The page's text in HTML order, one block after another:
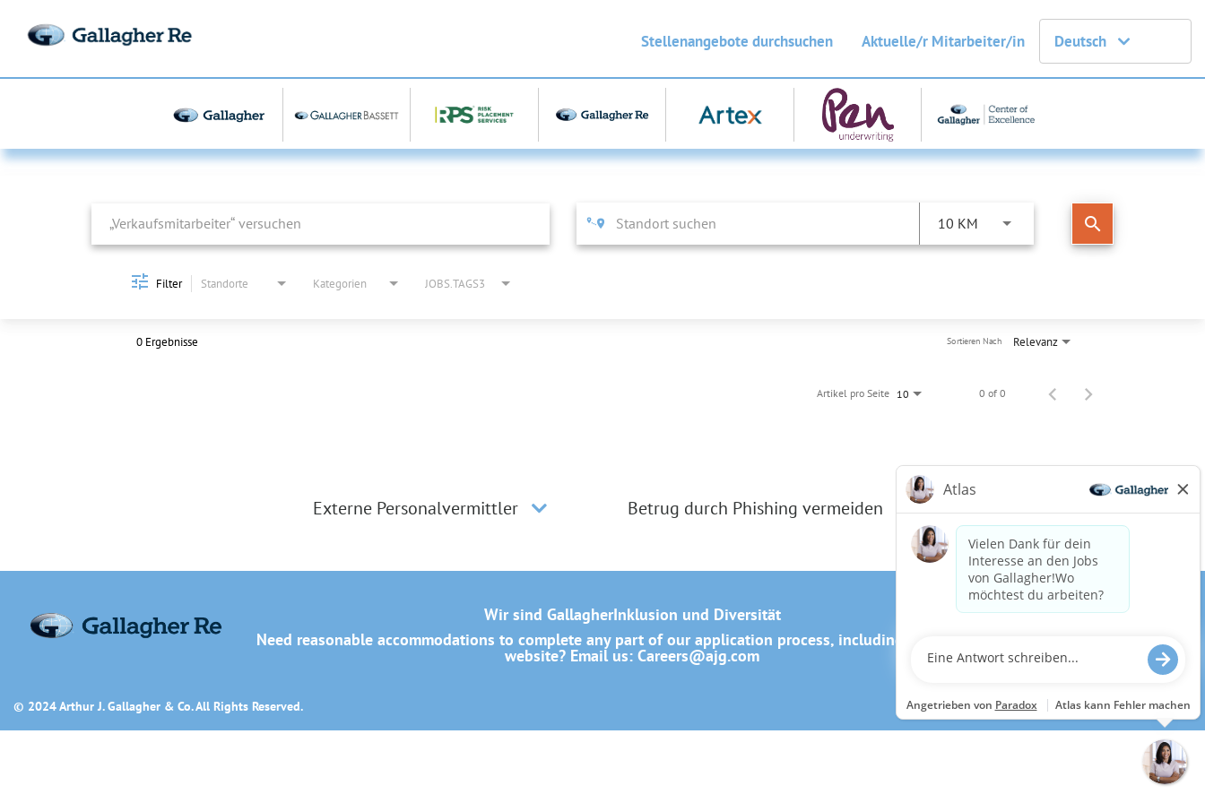
Stellenangebote durchsuchen Aktuelle/r Mitarbeiter/in Deutsch
Job Search Page
10 KM search
Filter Standorte Kategorien JOBS.TAGS3
0 Ergebnisse Relevanz
Sortieren Nach
Artikel pro Seite 10 0 of 0
Externe Personalvermittler Betrug durch Phishing vermeiden
Wir sind GallagherInklusion und Diversität
Need reasonable accommodations to complete any part of our application process, including the use of this
website? Email us: Careers@ajg.com
© 2024 Arthur J. Gallagher & Co. All Rights Reserved.